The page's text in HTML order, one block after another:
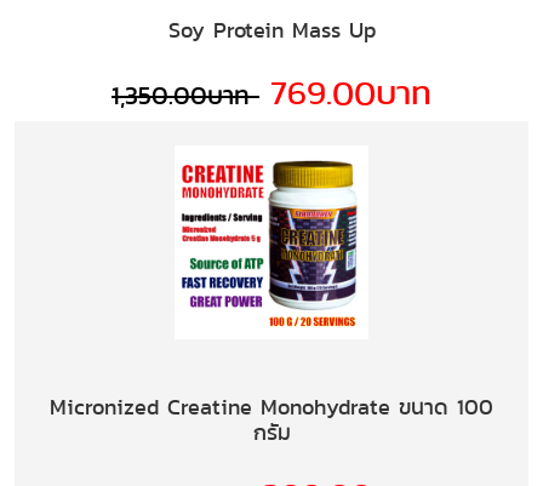
Soy Protein Mass Up
1,350.00บาท 769.00บาท
Micronized Creatine Monohydrate ขนาด 100
กรัม